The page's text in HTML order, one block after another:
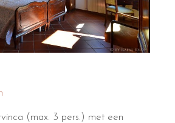
(max. 3 pers.) met een